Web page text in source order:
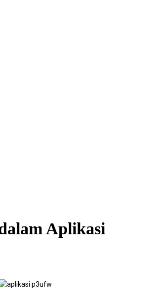
Aplikasi